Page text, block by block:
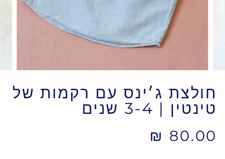
חולצת ג׳ינס עם רקמות של
טינטין | 3-4 שנים
80.00 ₪